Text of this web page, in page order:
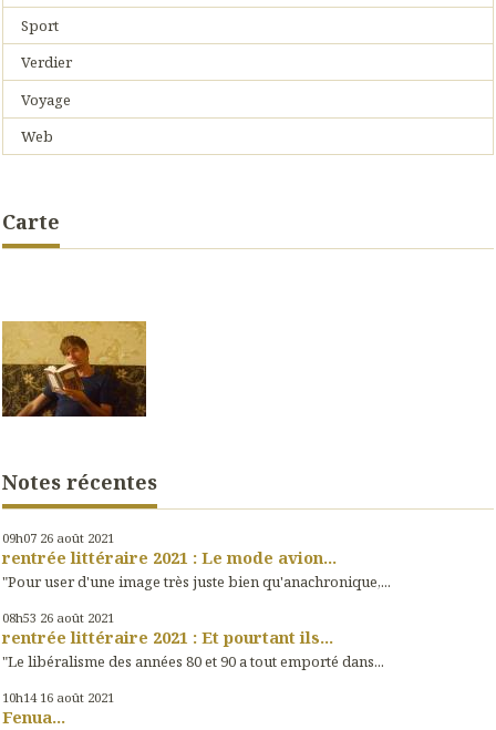
Sport
Verdier
Voyage
Web
Carte
Notes récentes
09h07 26 août 2021
rentrée littéraire 2021 : Le mode avion...
"Pour user d'une image très juste bien qu'anachronique,...
08h53 26 août 2021
rentrée littéraire 2021 : Et pourtant ils...
"Le libéralisme des années 80 et 90 a tout emporté dans...
10h14 16 août 2021
Fenua...